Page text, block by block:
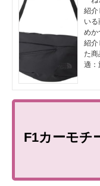
紹介
いる
めか
紹介
た商
適
F1カーモチ